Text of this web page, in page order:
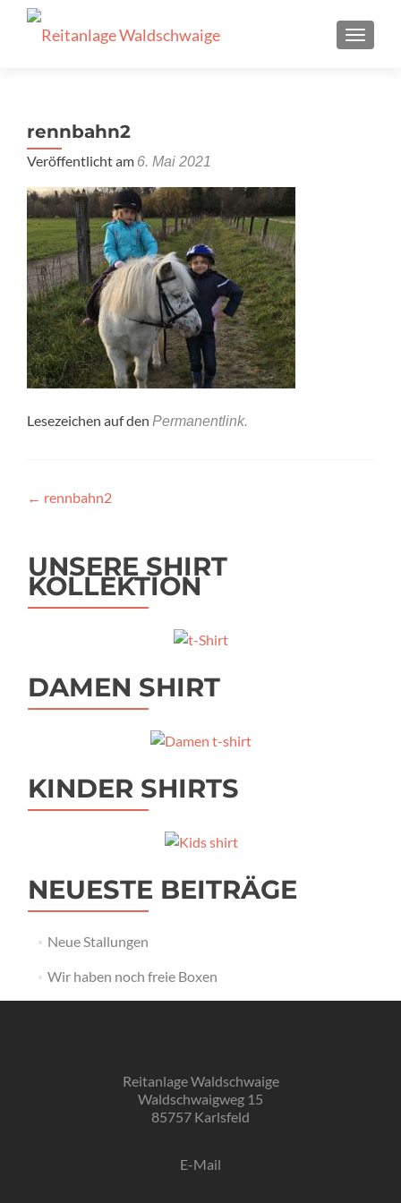
rennbahn2
Veröffentlicht am 6. Mai 2021
Lesezeichen auf den Permanentlink.
Beitragsnavigation
← rennbahn2
UNSERE SHIRT
KOLLEKTION
DAMEN SHIRT
KINDER SHIRTS
NEUESTE BEITRÄGE
Neue Stallungen
Wir haben noch freie Boxen
Reitanlage Waldschwaige
Waldschwaigweg 15
85757 Karlsfeld
E-Mail